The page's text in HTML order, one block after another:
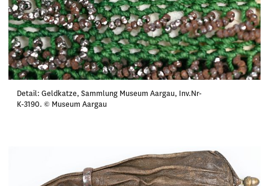
Detail: Geldkatze, Sammlung Museum Aargau, Inv.Nr-
K-3190. © Museum Aargau